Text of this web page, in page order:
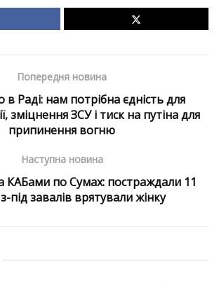
Попередня новина
Раді: нам потрібна єдність для
зміцнення ЗСУ і тиск на путіна для
припинення вогню
Наступна новина
КАБами по Сумах: постраждали 11
під завалів врятували жінку